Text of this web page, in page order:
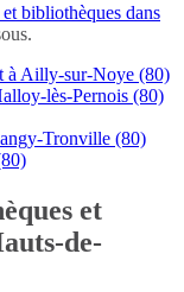
bibliothèques dans
à Ailly-sur-Noye (80)
lès-Pernois (80)
Tronville (80)
et
de-